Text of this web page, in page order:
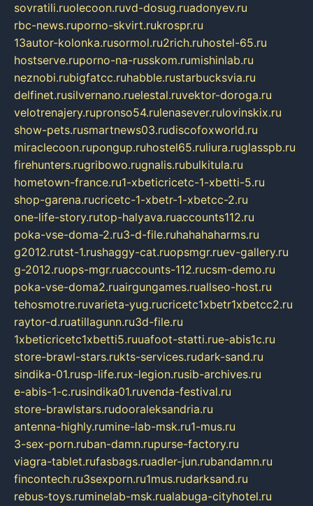
sovratili.ruolecoon.ruvd-dosug.ruadonyev.ru
rbc-news.ruporno-skvirt.rukrospr.ru
13autor-kolonka.rusormol.ru2rich.ruhostel-65.ru
hostserve.ruporno-na-russkom.rumishinlab.ru
neznobi.rubigfatcc.ruhabble.rustarbucksvia.ru
delfinet.rusilvernano.ruelestal.ruvektor-doroga.ru
velotrenajery.rupronso54.rulenasever.rulovinskix.ru
show-pets.rusmartnews03.rudiscofoxworld.ru
miraclecoon.rupongup.ruhostel65.ruliura.ruglasspb.ru
firehunters.rugribowo.rugnalis.rubulkitula.ru
hometown-france.ru1-xbeticricetc-1-xbetti-5.ru
shop-garena.rucricetc-1-xbetr-1-xbetcc-2.ru
one-life-story.rutop-halyava.ruaccounts112.ru
poka-vse-doma-2.ru3-d-file.ruhahahaharms.ru
g2012.rutst-1.rushaggy-cat.ruopsmgr.ruev-gallery.ru
g-2012.ruops-mgr.ruaccounts-112.rucsm-demo.ru
poka-vse-doma2.ruairgungames.ruallseo-host.ru
tehosmotre.ruvarieta-yug.rucricetc1xbetr1xbetcc2.ru
raytor-d.ruatillagunn.ru3d-file.ru
1xbeticricetc1xbetti5.ruuafoot-statti.rue-abis1c.ru
store-brawl-stars.rukts-services.rudark-sand.ru
sindika-01.rusp-life.rux-legion.rusib-archives.ru
e-abis-1-c.rusindika01.ruvenda-festival.ru
store-brawlstars.rudooraleksandria.ru
antenna-highly.rumine-lab-msk.ru1-mus.ru
3-sex-porn.ruban-damn.rupurse-factory.ru
viagra-tablet.rufasbags.ruadler-jun.rubandamn.ru
fincontech.ru3sexporn.ru1mus.rudarksand.ru
rebus-toys.ruminelab-msk.rualabuga-cityhotel.ru